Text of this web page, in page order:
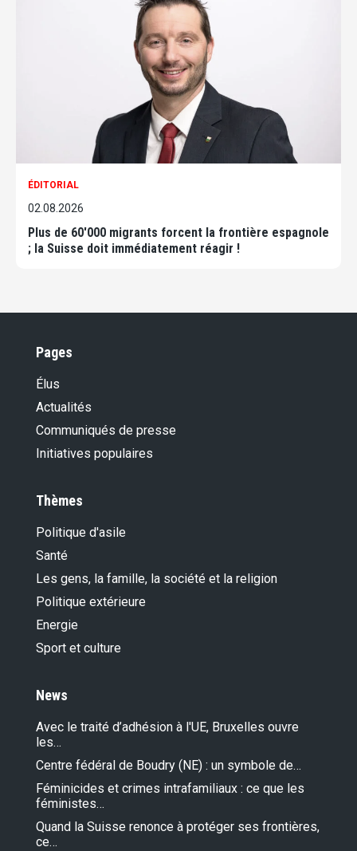
ÉDITORIAL
02.08.2026
Plus de 60'000 migrants forcent la frontière espagnole
; la Suisse doit immédiatement réagir !
Pages
Élus
Actualités
Communiqués de presse
Initiatives populaires
Thèmes
Politique d'asile
Santé
Les gens, la famille, la société et la religion
Politique extérieure
Energie
Sport et culture
News
Avec le traité d’adhésion à l'UE, Bruxelles ouvre
les…
Centre fédéral de Boudry (NE) : un symbole de…
Féminicides et crimes intrafamiliaux : ce que les
féministes…
Quand la Suisse renonce à protéger ses frontières,
ce…